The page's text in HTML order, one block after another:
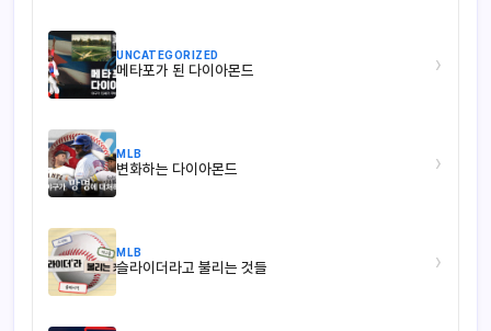
UNCATEGORIZED
메타포가 된 다이아몬드 ›
MLB
변화하는 다이아몬드 ›
MLB
슬라이더라고 불리는 것들 ›